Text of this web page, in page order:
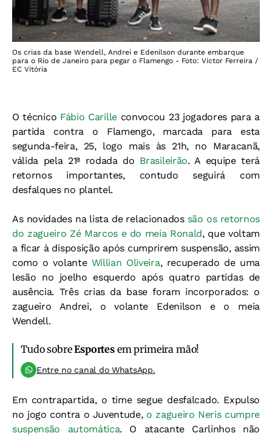
Os crias da base Wendell, Andrei e Edenilson durante embarque
para o Rio de Janeiro para pegar o Flamengo - Foto: Victor Ferreira /
EC Vitória
O técnico Fábio Carilleconvocou 23 jogadores para a
partida contra o Flamengo, marcada para esta
segunda-feira, 25, logo mais às 21h, no Maracanã,
válida pela 21ª rodada do Brasileirão. A equipe terá
retornos importantes, contudo seguirá com
desfalques no plantel.
As novidades na lista de relacionados são os retornos
do zagueiro Zé Marcos e do meia Ronald, que voltam
a ficar à disposição após cumprirem suspensão, assim
como o volante Willian Oliveira, recuperado de uma
lesão no joelho esquerdo após quatro partidas de
ausência. Três crias da base foram incorporados: o
zagueiro Andrei, o volante Edenilson e o meia
Wendell.
Tudo sobreEsportesem primeira mão!
Entre no canal do WhatsApp.
Em contrapartida, o time segue desfalcado. Expulso
no jogo contra o Juventude, o zagueiro Neris cumpre
suspensão automática. O atacante Carlinhos não